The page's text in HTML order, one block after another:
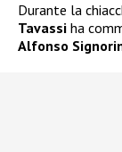
Durante la
Tavassi ha
Alfonso